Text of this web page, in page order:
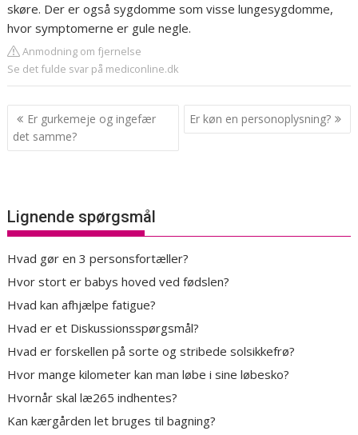
skøre. Der er også sygdomme som visse lungesygdomme,
hvor symptomerne er gule negle.
Anmodning om fjernelse
Se det fulde svar på mediconline.dk
Indlægsnavigation
Er gurkemeje og ingefær
det samme?
Er køn en personoplysning?
Lignende spørgsmål
Hvad gør en 3 personsfortæller?
Hvor stort er babys hoved ved fødslen?
Hvad kan afhjælpe fatigue?
Hvad er et Diskussionsspørgsmål?
Hvad er forskellen på sorte og stribede solsikkefrø?
Hvor mange kilometer kan man løbe i sine løbesko?
Hvornår skal læ265 indhentes?
Kan kærgården let bruges til bagning?